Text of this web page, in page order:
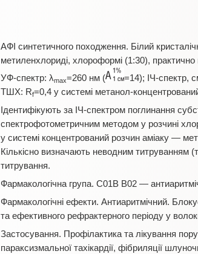
АФІ синтетичного походження. Білий
метиленхлориді, хлороформі (1:30),
УФ-спектр: λmax=260 нм ( =14); ІЧ-спектр,
ТШХ: Rf=0,4 у системі метанол-
Ідентифікують за ІЧ-спектром поглинання
спектрофотометричним методом у розчині
у системі концентрований розчин аміаку —
Кількісно визначають неводним титруванням
титрування.
Фармакологічна група. С01В В02 —
Фармакологічні ефекти. Антиаритмічний.
та ефективного рефрактерного періоду у
Застосування. Профілактика та лікування
параксизмальної тахікардії, фібриляції